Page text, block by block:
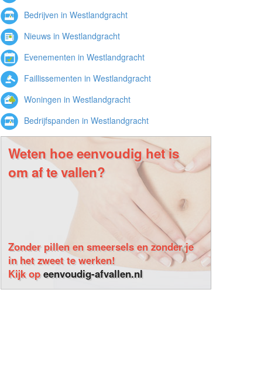
Bedrijven in Westlandgracht
Nieuws in Westlandgracht
Evenementen in Westlandgracht
Faillissementen in Westlandgracht
Woningen in Westlandgracht
Bedrijfspanden in Westlandgracht
Weten hoe eenvoudig het is
om af te vallen?
Zonder pillen en smeersels en zonder je
in het zweet te werken!
Kijk opeenvoudig-afvallen.nl